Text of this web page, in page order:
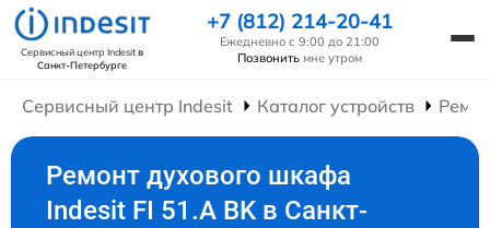
Сервисный центр Indesitв
Санкт-Петербурге
+7 (812) 214-20-41
Ежедневно с 9:00 до 21:00
Позвонить мне утром
Сервисный центр Indesit Каталог устройств
Ремонт духового шкафа
Indesit FI 51.A BK в Санкт-